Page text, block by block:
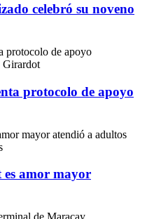
celebró su noveno
protocolo de apoyo
amor mayor